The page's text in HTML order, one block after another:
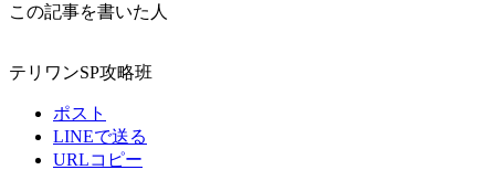
この記事を書いた人
テリワンSP攻略班
ポスト
LINEで送る
URLコピー